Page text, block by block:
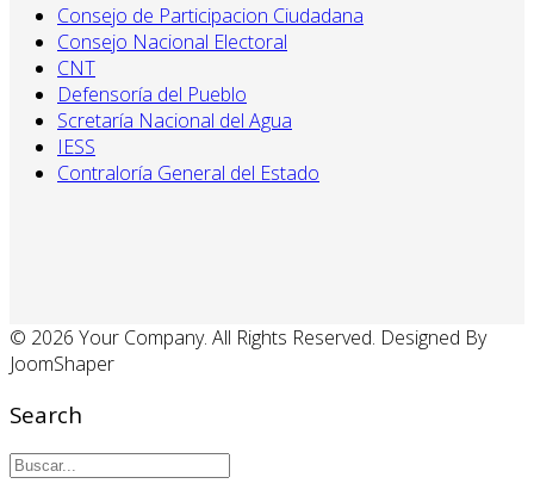
Consejo de Participacion Ciudadana
Consejo Nacional Electoral
CNT
Defensoría del Pueblo
Scretaría Nacional del Agua
IESS
Contraloría General del Estado
© 2026 Your Company. All Rights Reserved. Designed By
JoomShaper
Search